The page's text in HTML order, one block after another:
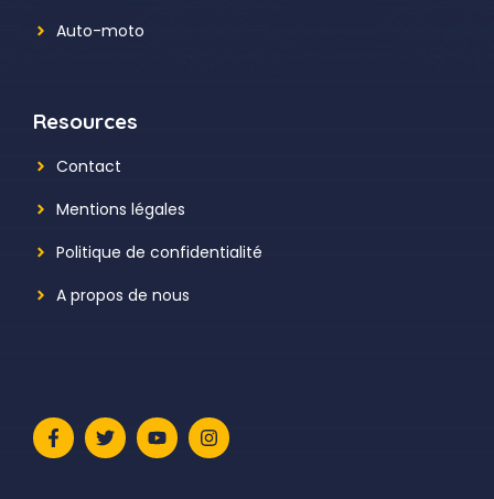
Auto-moto
Resources
Contact
Mentions légales
Politique de confidentialité
A propos de nous